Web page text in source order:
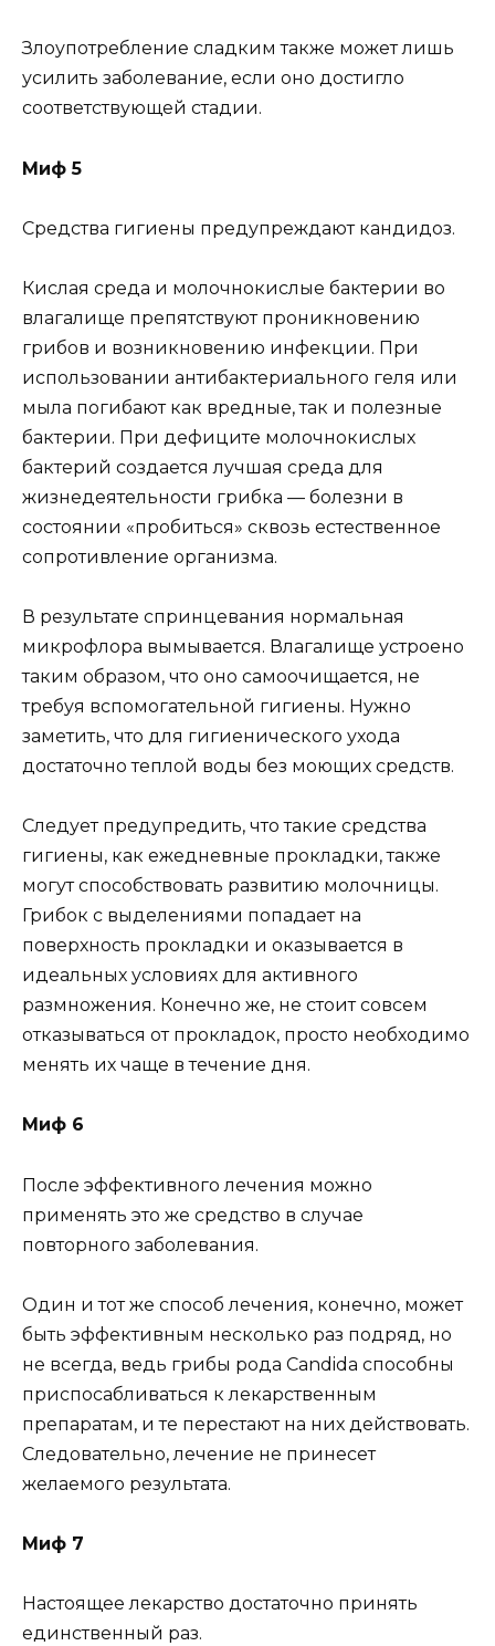
Злоупотребление сладким также может лишь
усилить заболевание, если оно достигло
соответствующей стадии.
Миф 5
Средства гигиены предупреждают кандидоз.
Кислая среда и молочнокислые бактерии во
влагалище препятствуют проникновению
грибов и возникновению инфекции. При
использовании антибактериального геля или
мыла погибают как вредные, так и полезные
бактерии. При дефиците молочнокислых
бактерий создается лучшая среда для
жизнедеятельности грибка — болезни в
состоянии «пробиться» сквозь естественное
сопротивление организма.
В результате спринцевания нормальная
микрофлора вымывается. Влагалище устроено
таким образом, что оно самоочищается, не
требуя вспомогательной гигиены. Нужно
заметить, что для гигиенического ухода
достаточно теплой воды без моющих средств.
Следует предупредить, что такие средства
гигиены, как ежедневные прокладки, также
могут способствовать развитию молочницы.
Грибок с выделениями попадает на
поверхность прокладки и оказывается в
идеальных условиях для активного
размножения. Конечно же, не стоит совсем
отказываться от прокладок, просто необходимо
менять их чаще в течение дня.
Миф 6
После эффективного лечения можно
применять это же средство в случае
повторного заболевания.
Один и тот же способ лечения, конечно, может
быть эффективным несколько раз подряд, но
не всегда, ведь грибы рода Candida способны
приспосабливаться к лекарственным
препаратам, и те перестают на них действовать.
Следовательно, лечение не принесет
желаемого результата.
Миф 7
Настоящее лекарство достаточно принять
единственный раз.